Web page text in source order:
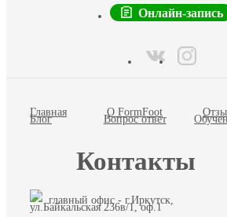
Онлайн-запись
Главная О FormFoot
Блог Вопрос ответ
Контакты
главный офис - г.Иркутск,
ул.Байкальская 236в/1, оф.1